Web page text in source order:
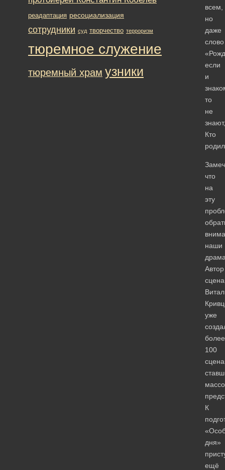
всем,
но
даже
слово
если
и
то
не
знают,
Кто
что
на
эту
наши
Автор
уже
более
100
К
дня»
ещё
реадаптация ресоциализация
сотрудники суд творчество терроризм
тюремное служение
тюремный храм узники